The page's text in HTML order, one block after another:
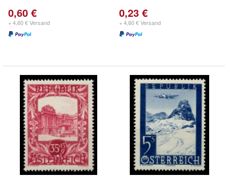
0,60 €
+ 4,60 € Versand
0,23 €
+ 4,60 € Versand